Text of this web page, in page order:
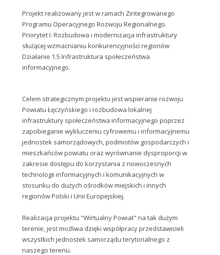
Projekt realizowany jest w ramach Zintegrowanego
Programu Operacyjnego Rozwoju Regionalnego.
Priorytet I: Rozbudowa i modernizacja infrastruktury
służącej wzmacnianiu konkurencyjności regionów
Działanie 1.5 Infrastruktura społeczeństwa
informacyjnego.
Celem strategicznym projektu jest wspieranie rozwoju
Powiatu Łęczyńskiego i rozbudowa lokalnej
infrastruktury społeczeństwa informacyjnego poprzez
zapobieganie wykluczeniu cyfrowemu i informacyjnemu
jednostek samorządowych, podmiotów gospodarczych i
mieszkańców powiatu oraz wyrównanie dysproporcji w
zakresie dostępu do korzystania z nowoczesnych
technologii informacyjnych i komunikacyjnych w
stosunku do dużych ośrodków miejskich i innych
regionów Polski i Unii Europejskiej.
Realizacja projektu "Wirtualny Powiat" na tak dużym
terenie, jest możliwa dzięki współpracy przedstawicieli
wszystkich jednostek samorządu terytorialnego z
naszego terenu.